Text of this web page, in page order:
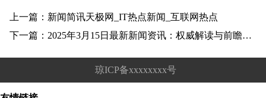
上一篇：新闻简讯天极网_IT热点新闻_互联网热点
下一篇：2025年3月15日最新新闻资讯：权威解读与前瞻分析！
琼ICP备xxxxxxxx号